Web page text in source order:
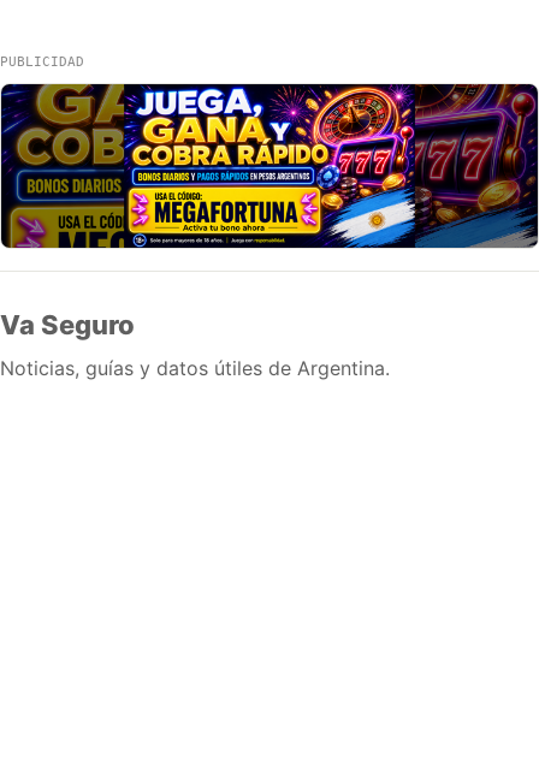
PUBLICIDAD
Va Seguro
Noticias, guías y datos útiles de Argentina.